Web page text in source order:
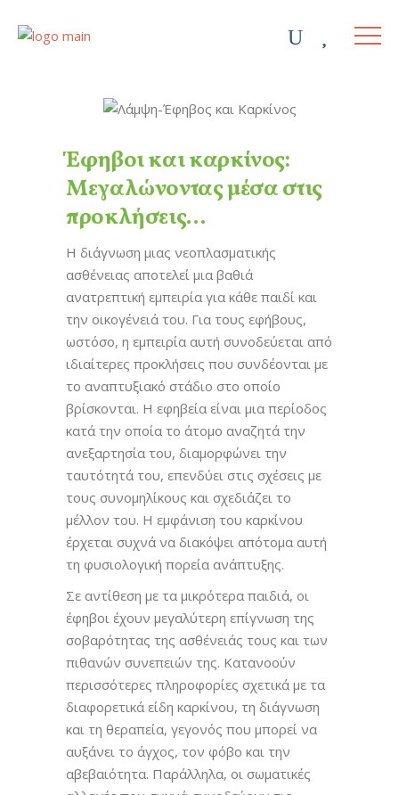
Έφηβοι και καρκίνος:
Μεγαλώνοντας μέσα στις
προκλήσεις…
Η διάγνωση μιας νεοπλασματικής
ασθένειας αποτελεί μια βαθιά
ανατρεπτική εμπειρία για κάθε παιδί και
την οικογένειά του. Για τους εφήβους,
ωστόσο, η εμπειρία αυτή συνοδεύεται από
ιδιαίτερες προκλήσεις που συνδέονται με
το αναπτυξιακό στάδιο στο οποίο
βρίσκονται. Η εφηβεία είναι μια περίοδος
κατά την οποία το άτομο αναζητά την
ανεξαρτησία του, διαμορφώνει την
ταυτότητά του, επενδύει στις σχέσεις με
τους συνομηλίκους και σχεδιάζει το
μέλλον του. Η εμφάνιση του καρκίνου
έρχεται συχνά να διακόψει απότομα αυτή
τη φυσιολογική πορεία ανάπτυξης.
Σε αντίθεση με τα μικρότερα παιδιά, οι
έφηβοι έχουν μεγαλύτερη επίγνωση της
σοβαρότητας της ασθένειάς τους και των
πιθανών συνεπειών της. Κατανοούν
περισσότερες πληροφορίες σχετικά με τα
διαφορετικά είδη καρκίνου, τη διάγνωση
και τη θεραπεία, γεγονός που μπορεί να
αυξάνει το άγχος, τον φόβο και την
αβεβαιότητα. Παράλληλα, οι σωματικές